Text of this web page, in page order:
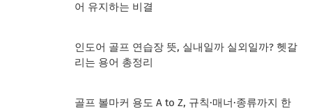
어 유지하는 비결
인도어 골프 연습장 뜻, 실내일까 실외일까? 헷갈
리는 용어 총정리
골프 볼마커 용도 A to Z, 규칙·매너·종류까지 한